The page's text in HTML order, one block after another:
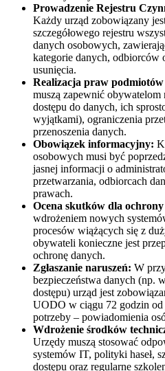
Prowadzenie Rejestru
Każdy urząd zobowiązany
szczegółowego rejestru
danych osobowych,
kategorie danych, odbiorców
usunięcia.
Realizacja praw
muszą zapewnić
dostępu do danych, ich
wyjątkami), ograniczenia
przenoszenia danych.
Obowiązek informacyjny:
osobowych musi być
jasnej informacji o
przetwarzania, odbiorcach
prawach.
Ocena skutków dla
wdrożeniem nowych
procesów wiążących się z
obywateli konieczne jest
ochronę danych.
Zgłaszanie naruszeń: W
bezpieczeństwa danych (np.
dostępu) urząd jest
UODO w ciągu 72 godzin
potrzeby – powiadomienia
Wdrożenie środków
Urzędy muszą stosować
systemów IT, polityki haseł,
dostępu oraz regularne